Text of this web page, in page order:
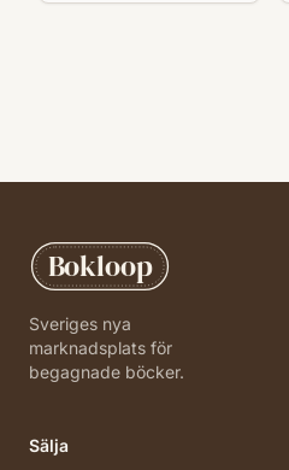
Bokloop
Sveriges nya
marknadsplats för
begagnade böcker.
Sälja